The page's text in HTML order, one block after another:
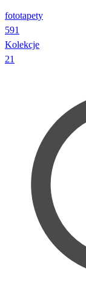
fototapety
591
Kolekcje
21